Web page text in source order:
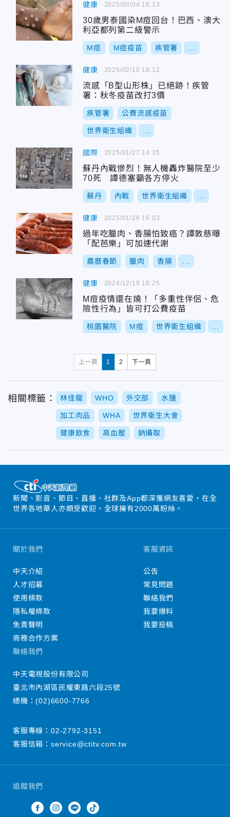
健康
30歲男泰國染M痘回台！巴西、澳大
利亞都列第二級警示
M痘 M痘疫苗 疾管署
2025/03/04 16:13
健康
流感「B型山形株」已絕跡！疾管
署：秋冬疫苗改打3價
疾管署 公費流感疫苗
世界衛生組織
2025/02/10 18:12
國際
蘇丹內戰慘烈！無人機轟炸醫院至少
70死 譚德塞籲各方停火
蘇丹 內戰 世界衛生組織
2025/01/27 14:35
健康
過年吃臘肉、香腸怕致癌？譚敦慈曝
「配芭樂」可加速代謝
農曆春節 臘肉 香腸
2025/01/26 16:03
健康
M痘疫情還在燒！「多重性伴侶、危
險性行為」皆可打公費疫苗
桃園醫院 M痘 世界衛生組織
2024/12/19 16:25
上一頁 1 2 下一頁
相關標籤： 林佳龍 WHO 外交部 水腫
加工肉品 WHA 世界衛生大會
健康飲食 高血壓 鈉攝取
新聞、影音、節目、直播、社群及App都深獲網友喜愛，在全
世界各地華人亦頗受歡迎，全球擁有2000萬粉絲。
追蹤我們
關於我們
中天介紹
人才招募
使用條款
隱私權條款
免責聲明
商務合作方案
客服資訊
公告
常見問題
聯絡我們
我要爆料
我要投稿
聯絡我們
中天電視股份有限公司
臺北市內湖區民權東路六段25號
總機：(02)6600-7766
客服專線： 02-2792-3151
客服信箱： service@ctitv.com.tw